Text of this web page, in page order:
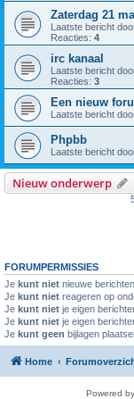
Zaterdag 21
Laatste bericht
Reacties: 4
irc kanaal
Laatste bericht
Reacties: 3
Een nieuw
Laatste bericht
Phpbb
Laatste bericht
Nieuw onderwerp
FORUMPERMISSIES
Je kunt niet nieuwe
Je kunt niet reageren op
Je kunt niet je eigen
Je kunt niet je eigen
Je kunt geen bijlagen
Home
Powered by